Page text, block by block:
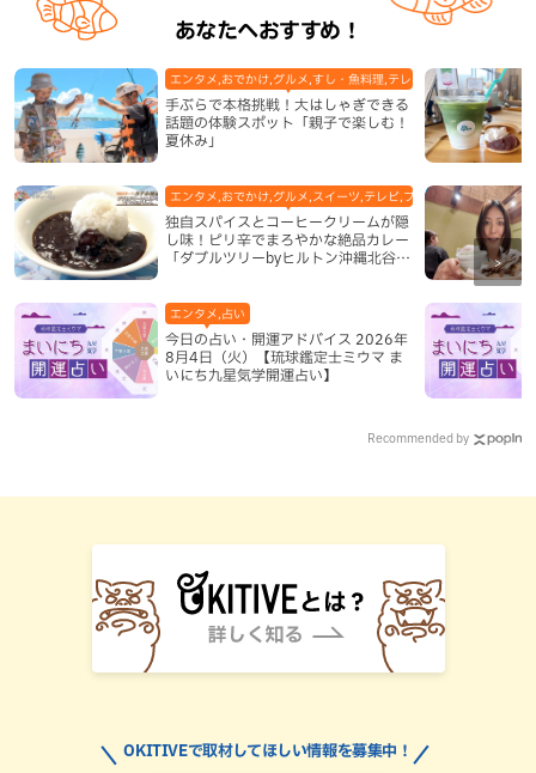
あなたへおすすめ！
手ぶらで本格挑戦！大はしゃぎできる
話題の体験スポット「親子で楽しむ！
夏休み」
エンタメ,おでかけ,グルメ,すし・魚料理,テレビ,体験,北谷町,地域,
独自スパイスとコーヒークリームが隠
し味！ピリ辛でまろやかな絶品カレー
「ダブルツリーbyヒルトン沖縄北谷リ
エンタメ,おでかけ,グルメ,スイーツ,テレビ,ブッフェ・バイキング,
今日の占い・開運アドバイス 2026年
8月4日（火）【琉球鑑定士ミウマ ま
いにち九星気学開運占い】
エンタメ,占い
Recommended by
OKITIVEで取材してほしい情報を募集中！